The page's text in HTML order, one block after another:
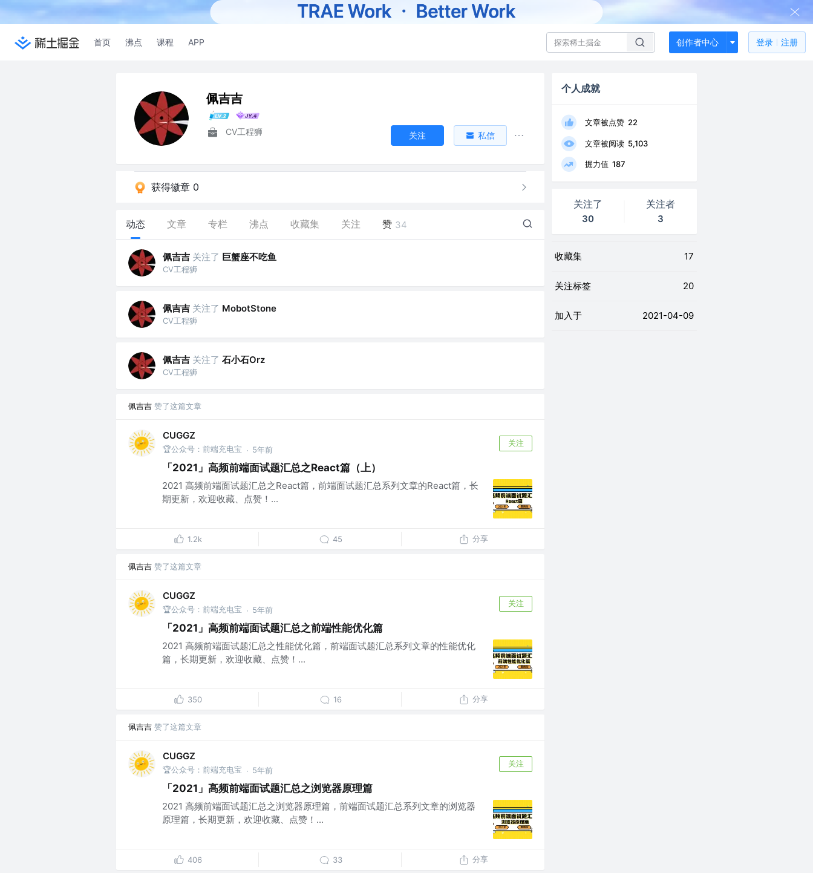
首页 沸点 课程 APP 创作者中心 登录 注册
佩吉吉
CV工程狮 关注 私信
获得徽章 0
动态 文章 专栏 沸点 收藏集 关注 赞 34
佩吉吉 关注了 巨蟹座不吃鱼
CV工程狮
佩吉吉 关注了 MobotStone
CV工程狮
佩吉吉 关注了 石小石Orz
CV工程狮
佩吉吉 赞了这篇文章
CUGGZ
🏆公众号：前端充电宝 · 5年前
关注
「2021」高频前端面试题汇总之React篇（上）
2021 高频前端面试题汇总之React篇，前端面试题汇总系列文章的React篇，长
期更新，欢迎收藏、点赞！...
1.2k 45 分享
佩吉吉 赞了这篇文章
CUGGZ
🏆公众号：前端充电宝 · 5年前
关注
「2021」高频前端面试题汇总之前端性能优化篇
2021 高频前端面试题汇总之性能优化篇，前端面试题汇总系列文章的性能优化
篇，长期更新，欢迎收藏、点赞！...
350 16 分享
佩吉吉 赞了这篇文章
CUGGZ
🏆公众号：前端充电宝 · 5年前
关注
「2021」高频前端面试题汇总之浏览器原理篇
2021 高频前端面试题汇总之浏览器原理篇，前端面试题汇总系列文章的浏览器
原理篇，长期更新，欢迎收藏、点赞！...
406 33 分享
个人成就
文章被点赞 22
文章被阅读 5,103
掘力值 187
关注了
30
关注者
3
收藏集 17
关注标签 20
加入于 2021-04-09